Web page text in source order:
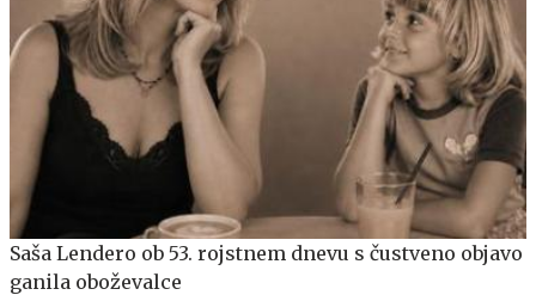
Saša Lendero ob 53. rojstnem dnevu s čustveno objavo
ganila oboževalce